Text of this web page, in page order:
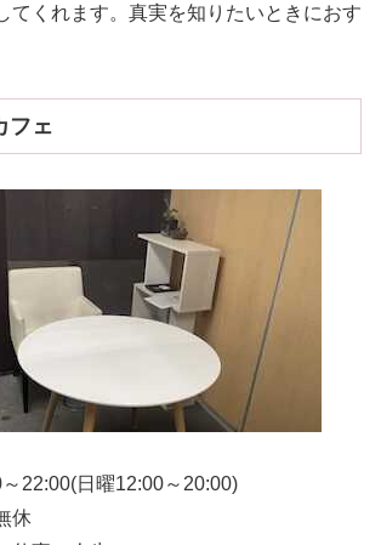
てくれます。真実を知りたいときにおす
フェ
22:00(日曜12:00～20:00)
休